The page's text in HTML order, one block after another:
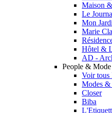
Maison
Le
Mon
Marie
Hôtel &
AD -
People & Mode
Voir tous
Modes &
Closer
Biba